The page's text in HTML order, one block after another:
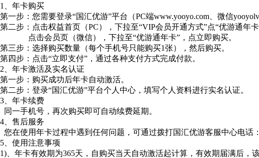
1、年卡购买
第一步：您需要登录“国汇优游”平台（PC端www.yooyo.com、微信
第二步：点击权益首页（PC），下拉至“VIP会员开通方式”点“优游通年卡
点击会员页（微信），下拉至“优游通年卡”，点立即购买。
第三步：选择购买数量（每个手机号只能购买1张），然后购买。
第四步：点击“立即支付”，通过各种支付方式完成付款。
2、年卡激活及实名认证
第一步：购买成功后年卡自动激活。
第二步：登录“国汇优游”平台个人中心，填写个人资料进行实名认证。
3、年卡续费
同一手机号，再次购买即可自动续费延期。
4、售后服务
您在使用年卡过程中遇到任何问题，可通过拨打国汇优游客服中心电话：
5、使用注意事项
1)、年卡有效期为365天，自购买当天自动激活起计算，有效期届满后，